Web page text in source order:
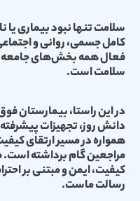
سلامت تنها نبود بیماری یا
کامل جسمی، روانی و
فعال همه بخش‌های جامعه،
سلامت است.
در این راستا، بیمارستان
دانش روز، تجهیزات
همواره در مسیر ارتقای
مراجعین گام برداشته است.
کیفیت، ایمن و مبتنی بر
رسالت ماست.